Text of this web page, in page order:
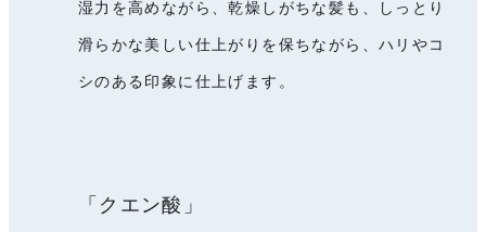
湿力を高めながら、乾燥しがちな髪も、しっとり
滑らかな美しい仕上がりを保ちながら、ハリやコ
シのある印象に仕上げます。
「クエン酸」